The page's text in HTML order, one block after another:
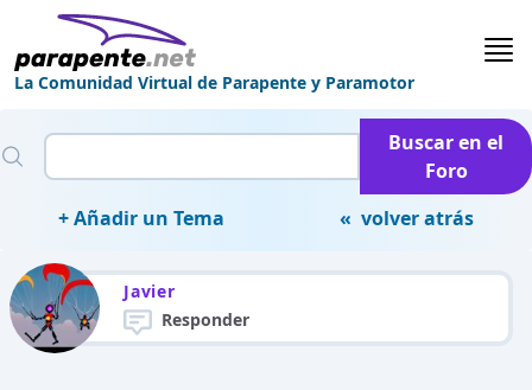
La Comunidad Virtual de Parapente y Paramotor
Buscar en el
Foro
+ Añadir un Tema
« volver atrás
Javier
Responder